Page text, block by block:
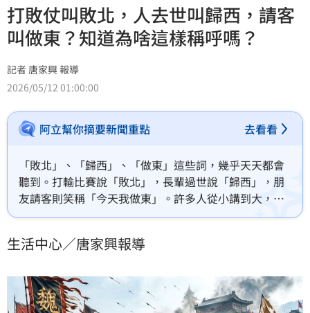
打敗仗叫敗北，人去世叫歸西，請客
叫做東？知道為啥這樣稱呼嗎？
記者 唐家興 報導
2026/05/12 01:00:00
阿立幫你摘要新聞重點 去看看
「敗北」、「歸西」、「做東」這些詞，幾乎天天都會
聽到。打輸比賽說「敗北」，長輩過世說「歸西」，朋
友請客則笑稱「今天我做東」。許多人從小講到大，卻
很少真正想過：為什麼偏偏是北、西、東？這些詞背
興)
生活中心／唐家興報導